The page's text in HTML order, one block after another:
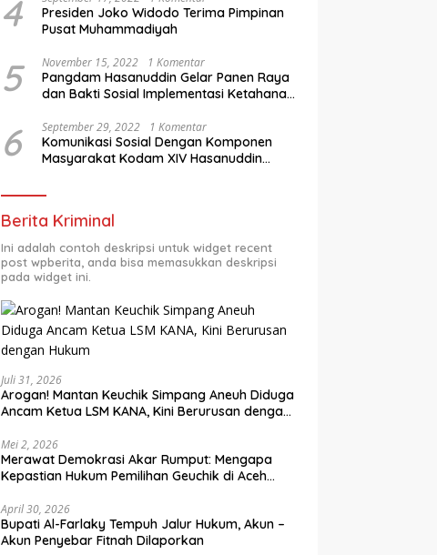
4
Presiden Joko Widodo Terima Pimpinan
Pusat Muhammadiyah
5 November 15, 2022 1 Komentar
Pangdam Hasanuddin Gelar Panen Raya
dan Bakti Sosial Implementasi Ketahanan
6 September 29, 2022 1 Komentar
Komunikasi Sosial Dengan Komponen
Masyarakat Kodam XIV Hasanuddin
Berita Kriminal
Ini adalah contoh deskripsi untuk widget recent
post wpberita, anda bisa memasukkan deskripsi
pada widget ini.
Juli 31, 2026
Arogan! Mantan Keuchik Simpang Aneuh Diduga
Ancam Ketua LSM KANA, Kini Berurusan dengan
Mei 2, 2026
Merawat Demokrasi Akar Rumput: Mengapa
Kepastian Hukum Pemilihan Geuchik di Aceh
April 30, 2026
Bupati Al-Farlaky Tempuh Jalur Hukum, Akun –
Akun Penyebar Fitnah Dilaporkan